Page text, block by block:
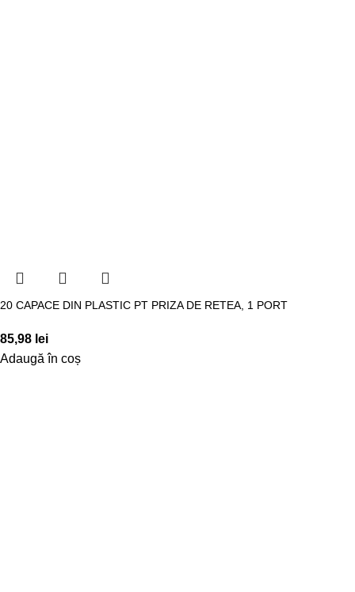
20 CAPACE DIN PLASTIC PT PRIZA DE RETEA, 1 PORT
85,98 lei
Adaugă în coș